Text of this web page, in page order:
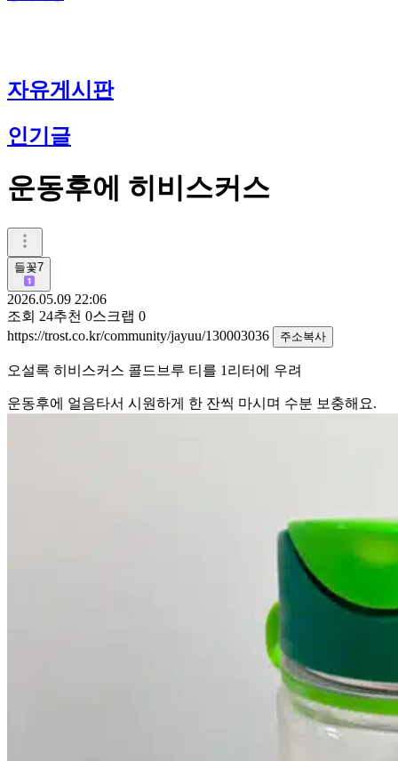
자유게시판
인기글
운동후에 히비스커스
들꽃7
2026.05.09 22:06
조회 24추천 0스크랩 0
https://trost.co.kr/community/jayuu/130003036
주소복사
오설록 히비스커스 콜드브루 티를 1리터에 우려
운동후에 얼음타서 시원하게 한 잔씩 마시며 수분 보충해요.